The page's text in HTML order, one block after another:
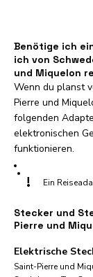
Benötige ich
ich von
und Miquelon
Wenn du planst
Pierre und
folgenden
elektronischen
funktionieren.
! Ein
Stecker und
Pierre und
Elektrische
Saint-Pierre und